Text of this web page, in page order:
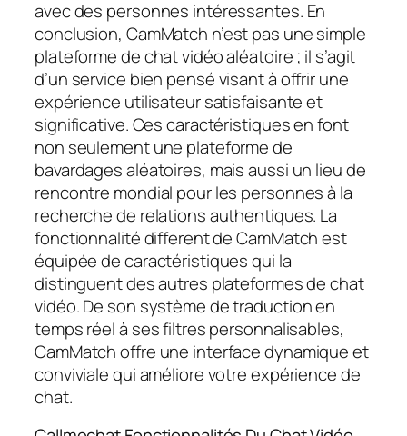
avec des personnes intéressantes. En
conclusion, CamMatch n’est pas une simple
plateforme de chat vidéo aléatoire ; il s’agit
d’un service bien pensé visant à offrir une
expérience utilisateur satisfaisante et
significative. Ces caractéristiques en font
non seulement une plateforme de
bavardages aléatoires, mais aussi un lieu de
rencontre mondial pour les personnes à la
recherche de relations authentiques. La
fonctionnalité different de CamMatch est
équipée de caractéristiques qui la
distinguent des autres plateformes de chat
vidéo. De son système de traduction en
temps réel à ses filtres personnalisables,
CamMatch offre une interface dynamique et
conviviale qui améliore votre expérience de
chat.